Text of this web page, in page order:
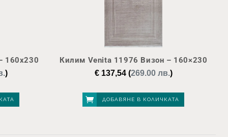
160х230
)
Килим Venita 11976 Визон – 160×230
€137,54(269.00 лв.)
ДОБАВЯНЕ В КОЛИЧКАТА